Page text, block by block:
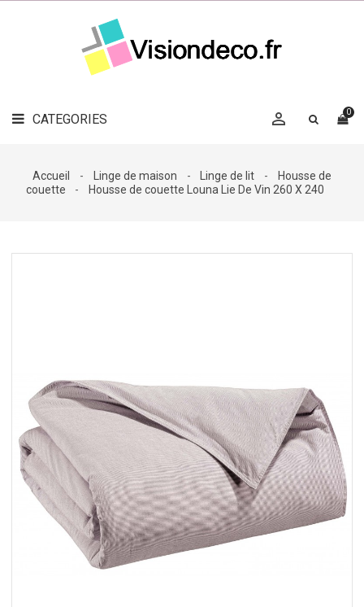
CATEGORIES 0

LE
MAG
DÉCO

DÉCO
Accueil Linge de maison Linge de lit
Housse de
couette
Housse de couette Louna Lie De Vin 260 X 240